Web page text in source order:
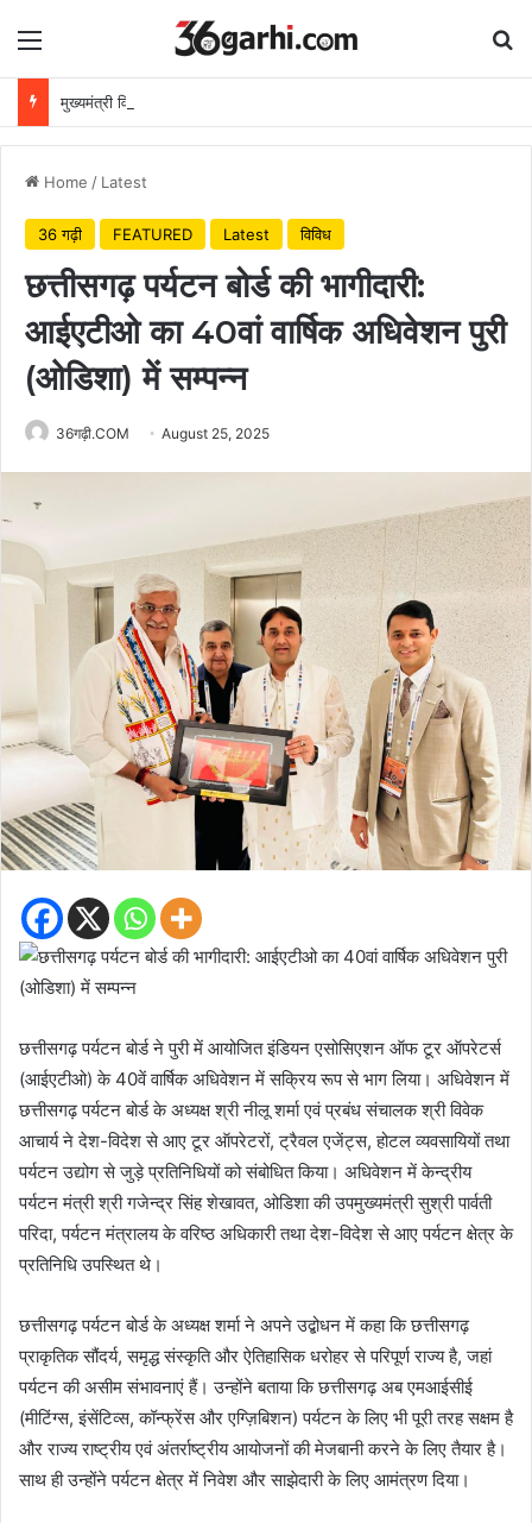
Menu
Home / Latest
36 गढ़ी FEATURED Latest विविध
छत्तीसगढ़ पर्यटन बोर्ड की भागीदारी:
आईएटीओ का 40वां वार्षिक अधिवेशन पुरी
(ओडिशा) में सम्पन्न
36गढ़ी.COM August 25, 2025
छत्तीसगढ़ पर्यटन बोर्ड ने पुरी में आयोजित इंडियन एसोसिएशन ऑफ टूर ऑपरेटर्स
(आईएटीओ) के 40वें वार्षिक अधिवेशन में सक्रिय रूप से भाग लिया। अधिवेशन में
छत्तीसगढ़ पर्यटन बोर्ड के अध्यक्ष श्री नीलू शर्मा एवं प्रबंध संचालक श्री विवेक
आचार्य ने देश-विदेश से आए टूर ऑपरेटरों, ट्रैवल एजेंट्स, होटल व्यवसायियों तथा
पर्यटन उद्योग से जुड़े प्रतिनिधियों को संबोधित किया। अधिवेशन में केन्द्रीय
पर्यटन मंत्री श्री गजेन्द्र सिंह शेखावत, ओडिशा की उपमुख्यमंत्री सुश्री पार्वती
परिदा, पर्यटन मंत्रालय के वरिष्ठ अधिकारी तथा देश-विदेश से आए पर्यटन क्षेत्र के
प्रतिनिधि उपस्थित थे।
छत्तीसगढ़ पर्यटन बोर्ड के अध्यक्ष शर्मा ने अपने उद्बोधन में कहा कि छत्तीसगढ़
प्राकृतिक सौंदर्य, समृद्ध संस्कृति और ऐतिहासिक धरोहर से परिपूर्ण राज्य है, जहां
पर्यटन की असीम संभावनाएं हैं। उन्होंने बताया कि छत्तीसगढ़ अब एमआईसीई
(मीटिंग्स, इंसेंटिव्स, कॉन्फ्रेंस और एग्ज़िबिशन) पर्यटन के लिए भी पूरी तरह सक्षम है
और राज्य राष्ट्रीय एवं अंतर्राष्ट्रीय आयोजनों की मेजबानी करने के लिए तैयार है।
साथ ही उन्होंने पर्यटन क्षेत्र में निवेश और साझेदारी के लिए आमंत्रण दिया।